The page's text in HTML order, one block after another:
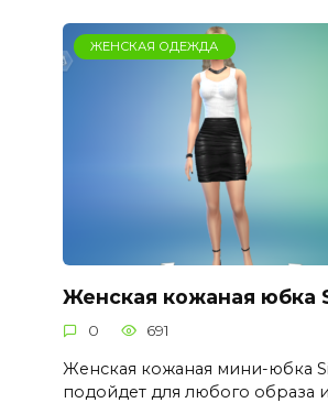
ЖЕНСКАЯ ОДЕЖДА
Женская кожаная юбка
0 691
Женская кожаная мини-юбка
подойдет для любого образа и